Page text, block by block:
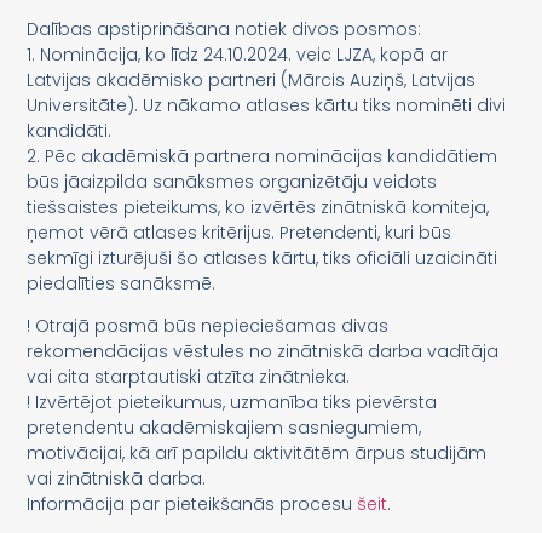
Dalības apstiprināšana notiek divos posmos:
1. Nominācija, ko līdz 24.10.2024. veic LJZA, kopā ar
Latvijas akadēmisko partneri (Mārcis Auziņš, Latvijas
Universitāte). Uz nākamo atlases kārtu tiks nominēti divi
kandidāti.
2. Pēc akadēmiskā partnera nominācijas kandidātiem
būs jāaizpilda sanāksmes organizētāju veidots
tiešsaistes pieteikums, ko izvērtēs zinātniskā komiteja,
ņemot vērā atlases kritērijus. Pretendenti, kuri būs
sekmīgi izturējuši šo atlases kārtu, tiks oficiāli uzaicināti
piedalīties sanāksmē.
! Otrajā posmā būs nepieciešamas divas
rekomendācijas vēstules no zinātniskā darba vadītāja
vai cita starptautiski atzīta zinātnieka.
! Izvērtējot pieteikumus, uzmanība tiks pievērsta
pretendentu akadēmiskajiem sasniegumiem,
motivācijai, kā arī papildu aktivitātēm ārpus studijām
vai zinātniskā darba.
Informācija par pieteikšanās procesu šeit.